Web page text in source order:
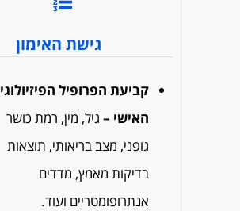
גישת האימון
קביעת הפרופיל הפיזיולוגי
האישי – גיל, מין, רמת כושר
גופני, מצב בריאותי, תוצאות
בדיקות מאמץ, מדדים
אנתרופומטריים ועוד.